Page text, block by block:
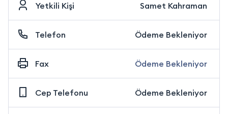
Yetkili Kişi Samet Kahraman
Telefon Ödeme Bekleniyor
Fax Ödeme Bekleniyor
Cep Telefonu Ödeme Bekleniyor